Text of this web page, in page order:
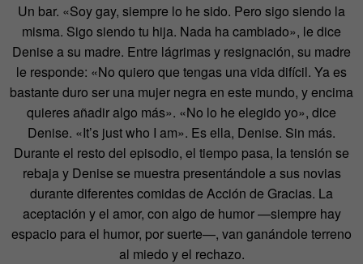
Un bar. «Soy gay, siempre lo he sido. Pero sigo siendo la
misma. Sigo siendo tu hija. Nada ha cambiado», le dice
Denise a su madre. Entre lágrimas y resignación, su madre
le responde: «No quiero que tengas una vida difícil. Ya es
bastante duro ser una mujer negra en este mundo, y encima
quieres añadir algo más». «No lo he elegido yo», dice
Denise. «It’s just who I am». Es ella, Denise. Sin más.
Durante el resto del episodio, el tiempo pasa, la tensión se
rebaja y Denise se muestra presentándole a sus novias
durante diferentes comidas de Acción de Gracias. La
aceptación y el amor, con algo de humor —siempre hay
espacio para el humor, por suerte—, van ganándole terreno
al miedo y el rechazo.